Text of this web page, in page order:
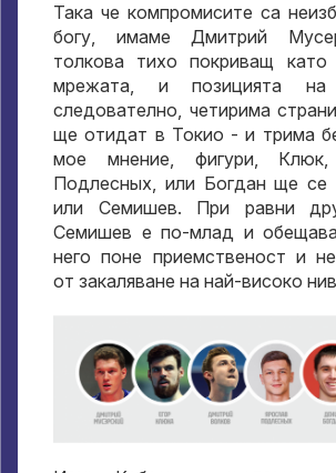
Така че компромисите са
богу, имаме Дмитрий
толкова тихо покриващ
мрежата, и позицията на
следователно, четирима
ще отидат в Токио - и трима
мое мнение, фигури,
Подлесных, или Богдан ще се
или Семишев. При равни
Семишев е по-млад и
него поне приемственост и
от закаляване на най-високо